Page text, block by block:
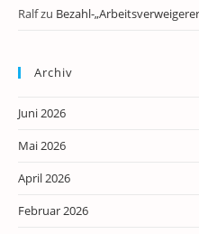
Ralfzu Bezahl-
Archiv
Juni 2026
Mai 2026
April 2026
Februar 2026